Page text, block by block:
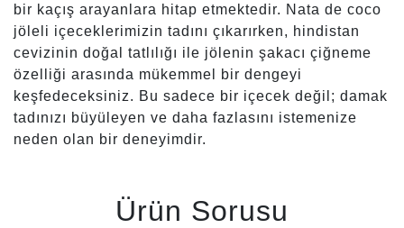
bir kaçış arayanlara hitap etmektedir. Nata de coco
jöleli içeceklerimizin tadını çıkarırken, hindistan
cevizinin doğal tatlılığı ile jölenin şakacı çiğneme
özelliği arasında mükemmel bir dengeyi
keşfedeceksiniz. Bu sadece bir içecek değil; damak
tadınızı büyüleyen ve daha fazlasını istemenize
neden olan bir deneyimdir.
Ürün Sorusu